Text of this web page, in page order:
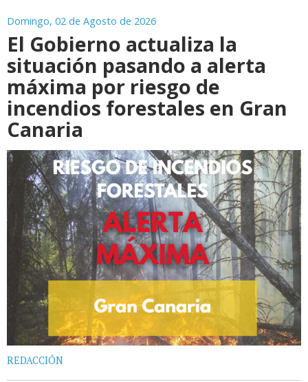
Domingo, 02 de Agosto de 2026
El Gobierno actualiza la
situación pasando a alerta
máxima por riesgo de
incendios forestales en Gran
Canaria
REDACCIÓN